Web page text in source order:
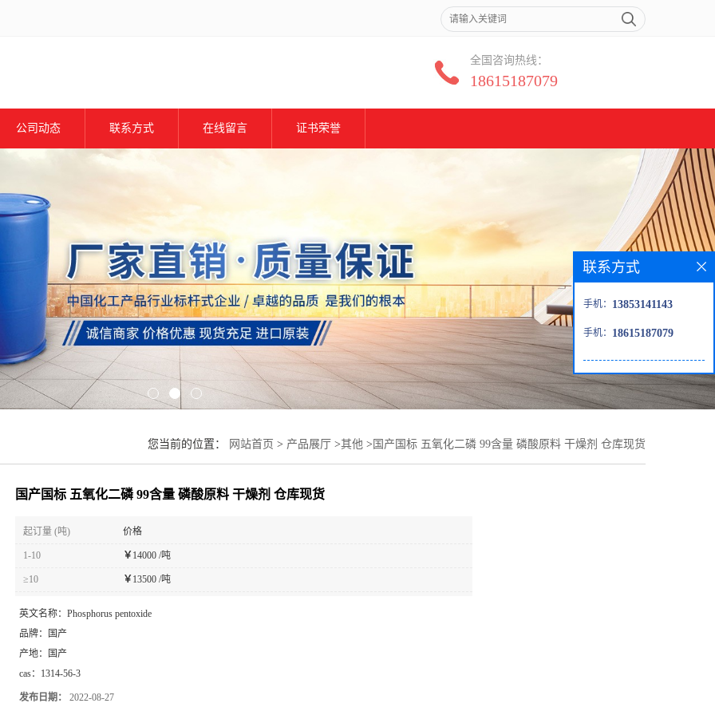
全国咨询热线：
18615187079
公司动态 联系方式 在线留言 证书荣誉
您当前的位置： 网站首页 > 产品展厅 >其他 > 国产国标 五氧化二磷 99含量 磷酸原料 干燥剂 仓库现货
国产国标 五氧化二磷 99含量 磷酸原料 干燥剂 仓库现货
起订量 (吨) 价格
1-10 ￥14000 /吨
≥10 ￥13500 /吨
英文名称： Phosphorus pentoxide
品牌：
国产
产地：
国产
cas： 1314-56-3
发布日期： 2022-08-27
联系方式
手机： 13853141143
手机： 18615187079